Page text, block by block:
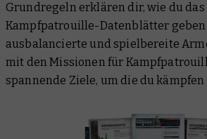
Grundregeln erklären dir, wie du das
Kampfpatrouille-Datenblätter
ausbalancierte und spielbereite
mit den Missionen für
spannende Ziele, um die du